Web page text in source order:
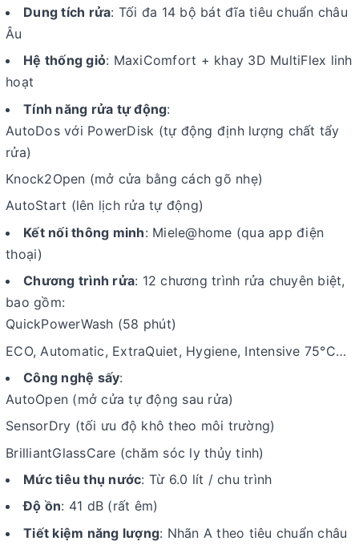
Dung tích rửa: Tối đa 14 bộ bát đĩa tiêu chuẩn châu
Âu
Hệ thống giỏ: MaxiComfort + khay 3D MultiFlex linh
hoạt
Tính năng rửa tự động:
AutoDos với PowerDisk (tự động định lượng chất tẩy
rửa)
Knock2Open (mở cửa bằng cách gõ nhẹ)
AutoStart (lên lịch rửa tự động)
Kết nối thông minh: Miele@home (qua app điện
thoại)
Chương trình rửa: 12 chương trình rửa chuyên biệt,
bao gồm:
QuickPowerWash (58 phút)
ECO, Automatic, ExtraQuiet, Hygiene, Intensive 75°C…
Công nghệ sấy:
AutoOpen (mở cửa tự động sau rửa)
SensorDry (tối ưu độ khô theo môi trường)
BrilliantGlassCare (chăm sóc ly thủy tinh)
Mức tiêu thụ nước: Từ 6.0 lít / chu trình
Độ ồn: 41 dB (rất êm)
Tiết kiệm năng lượng: Nhãn A theo tiêu chuẩn châu